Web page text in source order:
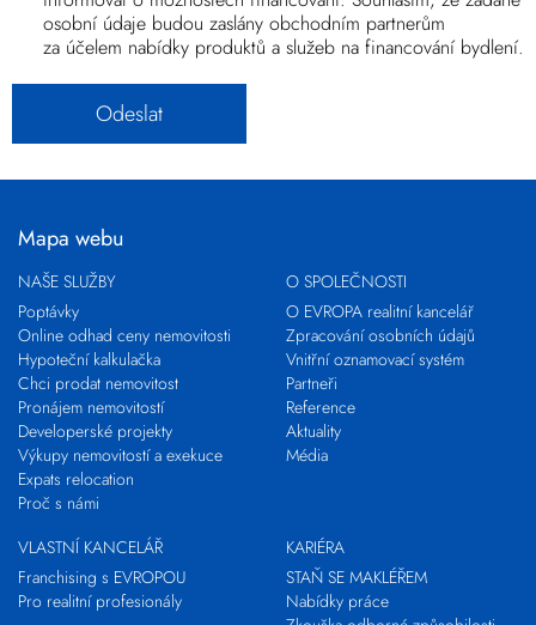
osobní údaje budou zaslány obchodním partnerům
za účelem nabídky produktů a služeb na financování bydlení.
Mapa webu
NAŠE SLUŽBY
Poptávky
Online odhad ceny nemovitosti
Hypoteční kalkulačka
Chci prodat nemovitost
Pronájem nemovitostí
Developerské projekty
Výkupy nemovitostí a exekuce
Expats relocation
Proč s námi
O SPOLEČNOSTI
O EVROPA realitní kancelář
Zpracování osobních údajů
Vnitřní oznamovací systém
Partneři
Reference
Aktuality
Média
VLASTNÍ KANCELÁŘ
Franchising s EVROPOU
Pro realitní profesionály
KARIÉRA
STAŇ SE MAKLÉŘEM
Nabídky práce